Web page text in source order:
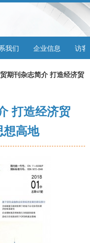
我们 企业信息 访客
期刊杂志简介 打造经济贸
打造经济贸
想高地